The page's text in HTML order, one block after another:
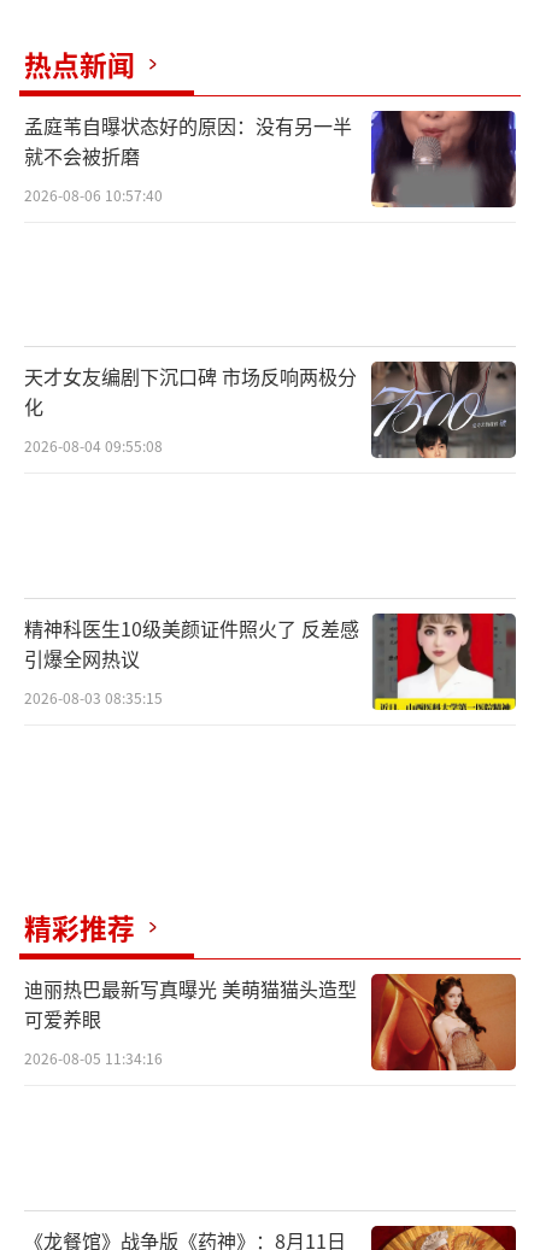
热点新闻
孟庭苇自曝状态好的原因：没有另一半
就不会被折磨
2026-08-06 10:57:40
天才女友编剧下沉口碑 市场反响两极分
化
2026-08-04 09:55:08
精神科医生10级美颜证件照火了 反差感
引爆全网热议
2026-08-03 08:35:15
精彩推荐
迪丽热巴最新写真曝光 美萌猫猫头造型
可爱养眼
2026-08-05 11:34:16
《龙餐馆》战争版《药神》：8月11日